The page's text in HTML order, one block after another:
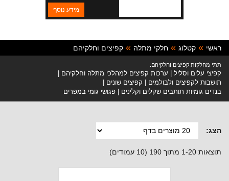
מידע נוסף
ראשי קטלוג חלקי מתלה קפיצים וחלקיהם
תתי מחלקות קפיצים וחלקיהם:
קפיצי עלים וסליל
ערכות קפיצים למהלכי מתלה וחלקיהם
תושבות לקפיצים ולבולמים
קפיצים שונים
בנדים גומיות תותבים שקלים וקלינים
פגושי גומי במפרים
הצג:
תוצאות 1-20 מתוך 190 (10 עמודים)